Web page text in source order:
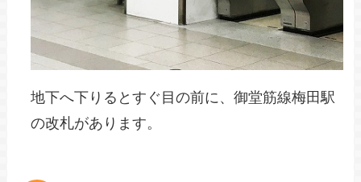
地下へ下りるとすぐ目の前に、御堂筋線梅田駅
の改札があります。